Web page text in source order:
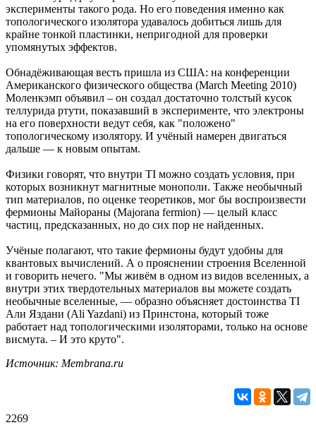
эксперименты такого рода. Но его поведения именно как
топологического изолятора удавалось добиться лишь для
крайне тонкой пластинки, непригодной для проверки
упомянутых эффектов.
Обнадёживающая весть пришла из США: на конференции
Американского физического общества (March Meeting 2010)
Моленкэмп объявил – он создал достаточно толстый кусок
теллурида ртути, показавший в эксперименте, что электроны
на его поверхности ведут себя, как "положено"
топологическому изолятору. И учёный намерен двигаться
дальше — к новым опытам.
Физики говорят, что внутри TI можно создать условия, при
которых возникнут магнитные монополи. Также необычный
тип материалов, по оценке теоретиков, мог бы воспроизвести
фермионы Майораны (Majorana fermion) — целый класс
частиц, предсказанных, но до сих пор не найденных.
Учёные полагают, что такие фермионы будут удобны для
квантовых вычислений. А о прояснении строения Вселенной
и говорить нечего. "Мы живём в одном из видов вселенных, а
внутри этих твердотельных материалов вы можете создать
необычные вселенные, — образно объясняет достоинства TI
Али Яздани (Ali Yazdani) из Принстона, который тоже
работает над топологическими изоляторами, только на основе
висмута. – И это круто".
Источник: Membrana.ru
2269